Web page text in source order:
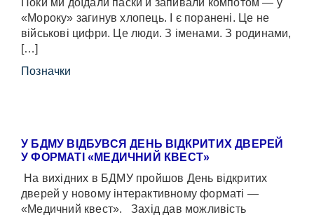
Поки ми доїдали паски й запивали компотом — у
«Мороку» загинув хлопець. І є поранені. Це не
військові цифри. Це люди. З іменами. З родинами,
[…]
Позначки
У БДМУ ВІДБУВСЯ ДЕНЬ ВІДКРИТИХ ДВЕРЕЙ
У ФОРМАТІ «МЕДИЧНИЙ КВЕСТ»
На вихідних в БДМУ пройшов День відкритих
дверей у новому інтерактивному форматі —
«Медичний квест». Захід дав можливість